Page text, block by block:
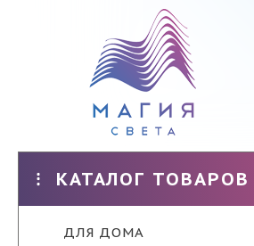
КАТАЛОГ ТОВАРОВ
ДЛЯ ДОМА